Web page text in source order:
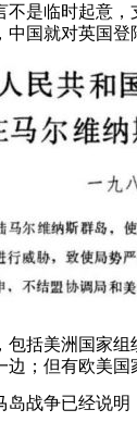
临时起意，
中国就对英国
美洲国家组
边；但有欧美国
争已经说明